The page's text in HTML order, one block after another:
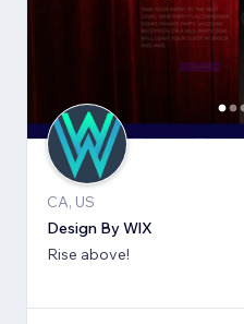
CA, US
Design By WlX
Rise above!